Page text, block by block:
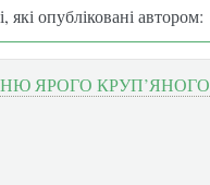
які опубліковані автором:
ЯРОГО КРУП’ЯНОГО